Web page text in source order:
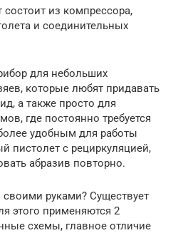
из компрессора,
и соединительных
для небольших
которые любят придавать
а также просто для
где постоянно требуется
удобным для работы
пистолет с рециркуляцией,
абразив повторно.
своими руками? Существует
этого применяются 2
схемы, главное отличие